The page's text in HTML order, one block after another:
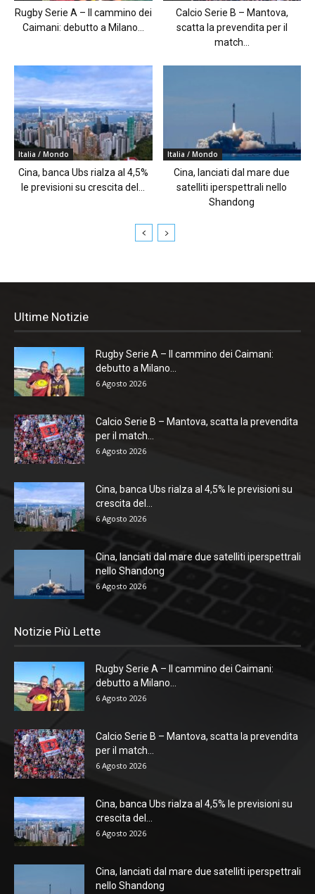
Rugby Serie A – Il cammino dei
Caimani: debutto a Milano...
Calcio Serie B – Mantova,
scatta la prevendita per il
match...
Italia / Mondo
Cina, banca Ubs rialza al 4,5%
le previsioni su crescita del...
Italia / Mondo
Cina, lanciati dal mare due
satelliti iperspettrali nello
Shandong
Ultime Notizie
Rugby Serie A – Il cammino dei Caimani:
debutto a Milano...
6 Agosto 2026
Calcio Serie B – Mantova, scatta la prevendita
per il match...
6 Agosto 2026
Cina, banca Ubs rialza al 4,5% le previsioni su
crescita del...
6 Agosto 2026
Cina, lanciati dal mare due satelliti iperspettrali
nello Shandong
6 Agosto 2026
Notizie Più Lette
Rugby Serie A – Il cammino dei Caimani:
debutto a Milano...
6 Agosto 2026
Calcio Serie B – Mantova, scatta la prevendita
per il match...
6 Agosto 2026
Cina, banca Ubs rialza al 4,5% le previsioni su
crescita del...
6 Agosto 2026
Cina, lanciati dal mare due satelliti iperspettrali
nello Shandong